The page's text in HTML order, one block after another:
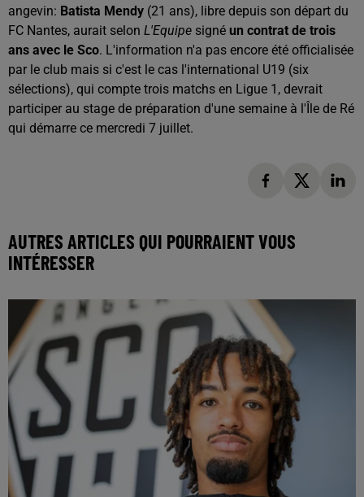
angevin: Batista Mendy (21 ans), libre depuis son départ du
FC Nantes, aurait selon L'Equipe signé un contrat de trois
ans avec le Sco. L'information n'a pas encore été officialisée
par le club mais si c'est le cas l'international U19 (six
sélections), qui compte trois matchs en Ligue 1, devrait
participer au stage de préparation d'une semaine à l'Île de Ré
qui démarre ce mercredi 7 juillet.
AUTRES ARTICLES QUI POURRAIENT VOUS
INTÉRESSER